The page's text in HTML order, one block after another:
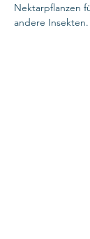
Nektarpflanzen
andere